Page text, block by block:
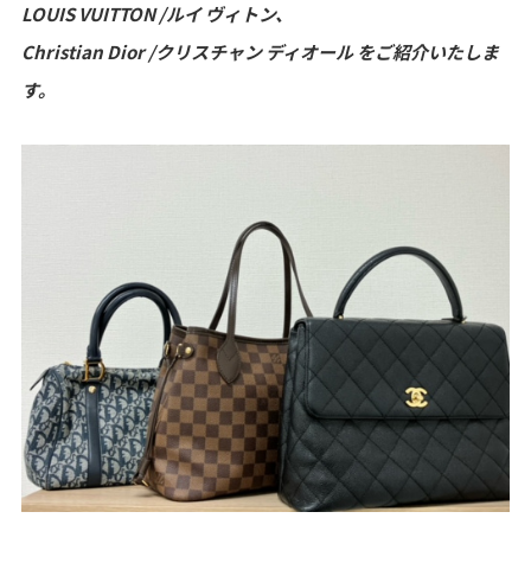
LOUIS VUITTON /ルイ ヴィトン、
Christian Dior /クリスチャン ディオール をご紹介いたしま
す。